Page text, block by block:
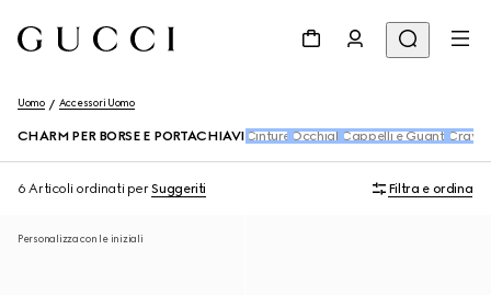
Uomo Accessori Uomo
CHARM PER BORSE E PORTACHIAVI Cinture Occhiali Cappelli e Guanti
6 Articoli ordinati perSuggeriti Filtra e ordina
Personalizza con le iniziali